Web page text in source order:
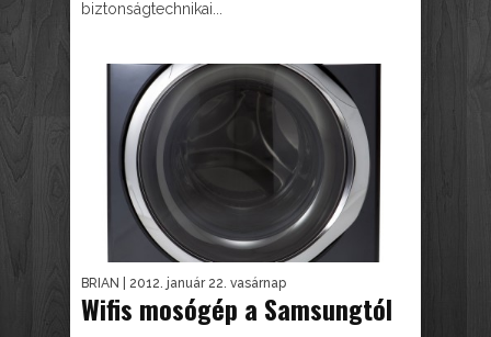
biztonságtechnikai...
BRIAN | 2012. január 22. vasárnap
Wifis mosógép a Samsungtól